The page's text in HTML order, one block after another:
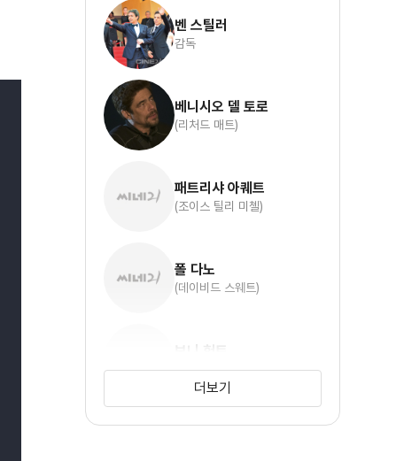
벤 스틸러
감독
베니시오 델 토로
(리처드 매트)
패트리샤 아퀘트
(조이스 틸리 미첼)
폴 다노
(데이비드 스웨트)
보니 헌트
(캐서린 스콧)
더보기